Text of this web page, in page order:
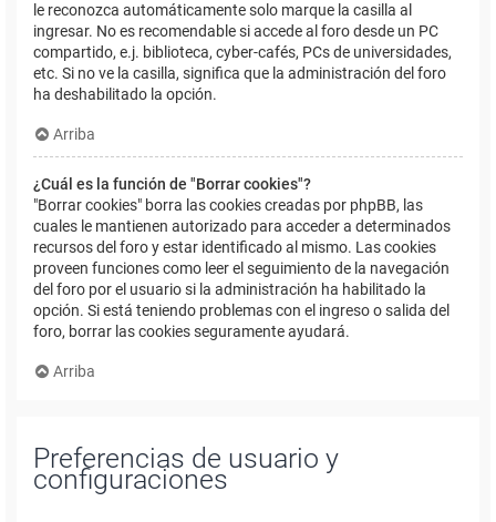
le reconozca automáticamente solo marque la casilla al
ingresar. No es recomendable si accede al foro desde un PC
compartido, e.j. biblioteca, cyber-cafés, PCs de universidades,
etc. Si no ve la casilla, significa que la administración del foro
ha deshabilitado la opción.
Arriba
¿Cuál es la función de "Borrar cookies"?
"Borrar cookies" borra las cookies creadas por phpBB, las
cuales le mantienen autorizado para acceder a determinados
recursos del foro y estar identificado al mismo. Las cookies
proveen funciones como leer el seguimiento de la navegación
del foro por el usuario si la administración ha habilitado la
opción. Si está teniendo problemas con el ingreso o salida del
foro, borrar las cookies seguramente ayudará.
Arriba
Preferencias de usuario y
configuraciones